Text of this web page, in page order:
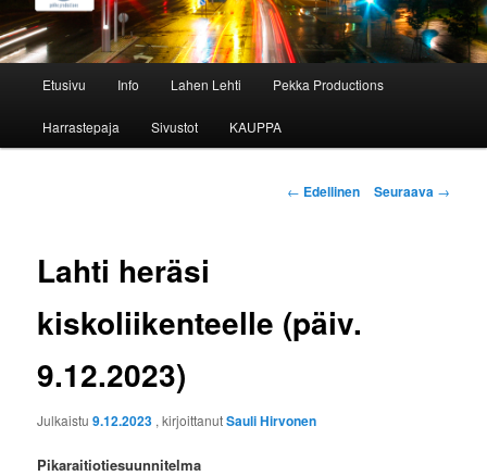
Etusivu Info Lahen Lehti Pekka Productions
Harrastepaja Sivustot KAUPPA
Artikkelien
← Edellinen Seuraava →
Lahti heräsi
kiskoliikenteelle (päiv.
9.12.2023)
Julkaistu9.12.2023 , kirjoittanutSauli Hirvonen
Pikaraitiotiesuunnitelma